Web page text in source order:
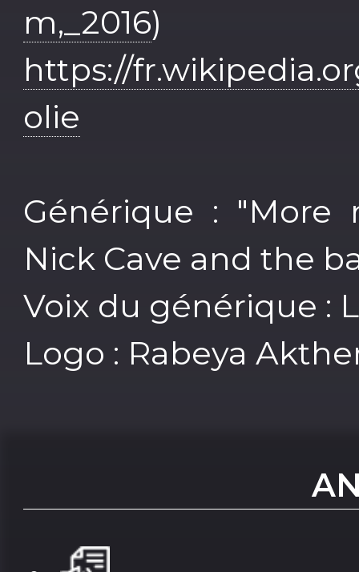
m,_2016)
https://
olie
Générique : "More
Nick Cave and the
Voix du générique :
Logo : Rabeya